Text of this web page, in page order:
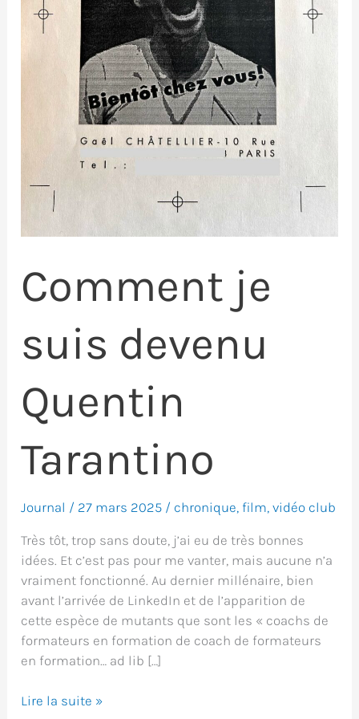
Comment je
suis devenu
Quentin
Tarantino
Journal / 27 mars 2025 / chronique,film,vidéo club
Très tôt, trop sans doute, j’ai eu de très bonnes
idées. Et c’est pas pour me vanter, mais aucune n’a
vraiment fonctionné. Au dernier millénaire, bien
avant l’arrivée de LinkedIn et de l’apparition de
cette espèce de mutants que sont les « coachs de
formateurs en formation de coach de formateurs
en formation… ad lib […]
Comment
Lire la suite »